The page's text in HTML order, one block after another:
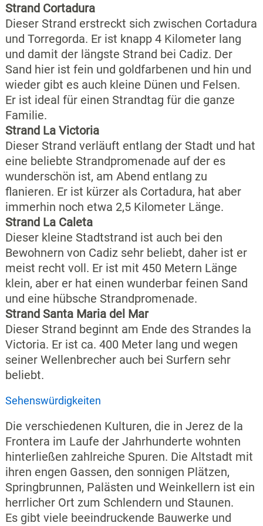
Strand Cortadura
Dieser Strand erstreckt sich zwischen Cortadura
und Torregorda. Er ist knapp 4 Kilometer lang
und damit der längste Strand bei Cadiz. Der
Sand hier ist fein und goldfarbenen und hin und
wieder gibt es auch kleine Dünen und Felsen.
Er ist ideal für einen Strandtag für die ganze
Familie.
Strand La Victoria
Dieser Strand verläuft entlang der Stadt und hat
eine beliebte Strandpromenade auf der es
wunderschön ist, am Abend entlang zu
flanieren. Er ist kürzer als Cortadura, hat aber
immerhin noch etwa 2,5 Kilometer Länge.
Strand La Caleta
Dieser kleine Stadtstrand ist auch bei den
Bewohnern von Cadiz sehr beliebt, daher ist er
meist recht voll. Er ist mit 450 Metern Länge
klein, aber er hat einen wunderbar feinen Sand
und eine hübsche Strandpromenade.
Strand Santa Maria del Mar
Dieser Strand beginnt am Ende des Strandes la
Victoria. Er ist ca. 400 Meter lang und wegen
seiner Wellenbrecher auch bei Surfern sehr
beliebt.
Sehenswürdigkeiten
Die verschiedenen Kulturen, die in Jerez de la
Frontera im Laufe der Jahrhunderte wohnten
hinterließen zahlreiche Spuren. Die Altstadt mit
ihren engen Gassen, den sonnigen Plätzen,
Springbrunnen, Palästen und Weinkellern ist ein
herrlicher Ort zum Schlendern und Staunen.
Es gibt viele beeindruckende Bauwerke und